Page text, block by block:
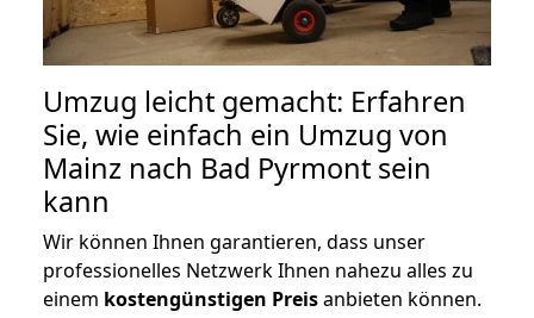
Umzug leicht gemacht: Erfahren
Sie, wie einfach ein Umzug von
Mainz nach Bad Pyrmont sein
kann
Wir können Ihnen garantieren, dass unser
professionelles Netzwerk Ihnen nahezu alles zu
einem kostengünstigen Preisanbieten können.